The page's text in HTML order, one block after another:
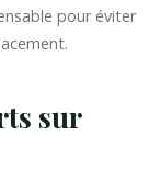
pour éviter
sur